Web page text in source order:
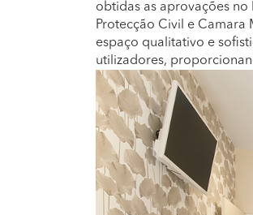
obtidas as aprovações
Protecção Civil e
espaço qualitativo e
utilizadores,